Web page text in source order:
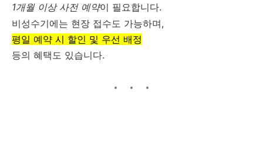
1개월 이상 사전 예약이 필요합니다.
비성수기에는 현장 접수도 가능하며,
평일 예약 시 할인 및 우선 배정
등의 혜택도 있습니다.